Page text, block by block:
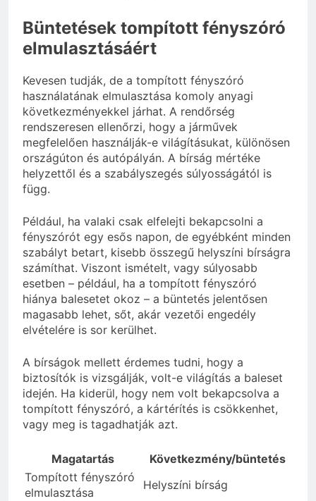
Büntetések tompított fényszóró
elmulasztásáért
Kevesen tudják, de a tompított fényszóró
használatának elmulasztása komoly anyagi
következményekkel járhat. A rendőrség
rendszeresen ellenőrzi, hogy a járművek
megfelelően használják-e világításukat, különösen
országúton és autópályán. A bírság mértéke
helyzettől és a szabályszegés súlyosságától is
függ.
Például, ha valaki csak elfelejti bekapcsolni a
fényszórót egy esős napon, de egyébként minden
szabályt betart, kisebb összegű helyszíni bírságra
számíthat. Viszont ismételt, vagy súlyosabb
esetben – például, ha a tompított fényszóró
hiánya balesetet okoz – a büntetés jelentősen
magasabb lehet, sőt, akár vezetői engedély
elvételére is sor kerülhet.
A bírságok mellett érdemes tudni, hogy a
biztosítók is vizsgálják, volt-e világítás a baleset
idején. Ha kiderül, hogy nem volt bekapcsolva a
tompított fényszóró, a kártérítés is csökkenhet,
vagy meg is tagadhatják azt.
Magatartás
Következmény/büntetés
Tompított fényszóró
elmulasztása
Helyszíni bírság